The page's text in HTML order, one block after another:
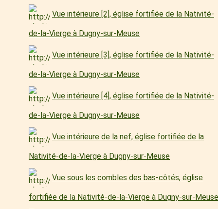
Vue intérieure [2], église fortifiée de la Nativité-
de-la-Vierge à Dugny-sur-Meuse
Vue intérieure [3], église fortifiée de la Nativité-
de-la-Vierge à Dugny-sur-Meuse
Vue intérieure [4], église fortifiée de la Nativité-
de-la-Vierge à Dugny-sur-Meuse
Vue intérieure de la nef, église fortifiée de la
Nativité-de-la-Vierge à Dugny-sur-Meuse
Vue sous les combles des bas-côtés, église
fortifiée de la Nativité-de-la-Vierge à Dugny-sur-Meuse